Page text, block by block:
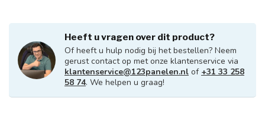
Heeft u vragen over dit product?
Of heeft u hulp nodig bij het bestellen? Neem
gerust contact op met onze klantenservice via
klantenservice@123panelen.nl of +31 33 258
58 74. We helpen u graag!